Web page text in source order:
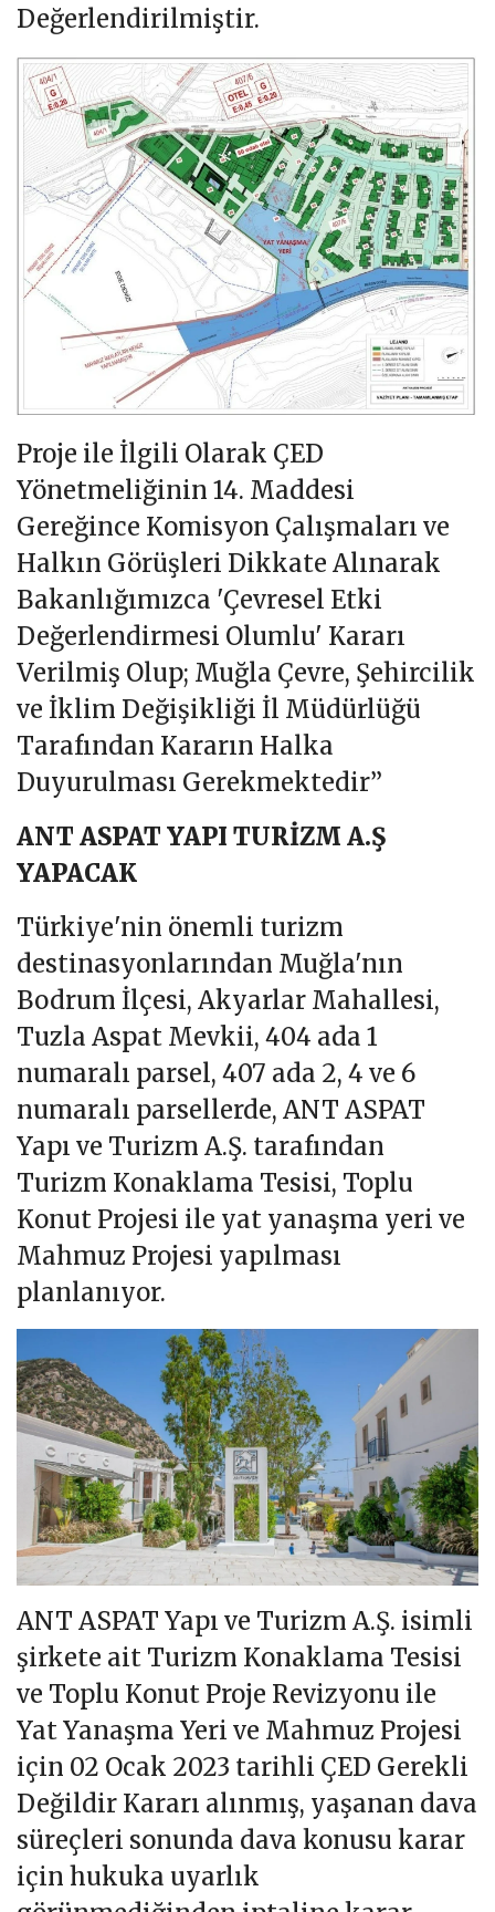
Değerlendirilmiştir.
Proje ile İlgili Olarak ÇED
Yönetmeliğinin 14. Maddesi
Gereğince Komisyon Çalışmaları ve
Halkın Görüşleri Dikkate Alınarak
Bakanlığımızca 'Çevresel Etki
Değerlendirmesi Olumlu' Kararı
Verilmiş Olup; Muğla Çevre, Şehircilik
ve İklim Değişikliği İl Müdürlüğü
Tarafından Kararın Halka
Duyurulması Gerekmektedir”
ANT ASPAT YAPI TURİZM A.Ş
YAPACAK
Türkiye'nin önemli turizm
destinasyonlarından Muğla'nın
Bodrum İlçesi, Akyarlar Mahallesi,
Tuzla Aspat Mevkii, 404 ada 1
numaralı parsel, 407 ada 2, 4 ve 6
numaralı parsellerde, ANT ASPAT
Yapı ve Turizm A.Ş. tarafından
Turizm Konaklama Tesisi, Toplu
Konut Projesi ile yat yanaşma yeri ve
Mahmuz Projesi yapılması
planlanıyor.
ANT ASPAT Yapı ve Turizm A.Ş. isimli
şirkete ait Turizm Konaklama Tesisi
ve Toplu Konut Proje Revizyonu ile
Yat Yanaşma Yeri ve Mahmuz Projesi
için 02 Ocak 2023 tarihli ÇED Gerekli
Değildir Kararı alınmış, yaşanan dava
süreçleri sonunda dava konusu karar
için hukuka uyarlık